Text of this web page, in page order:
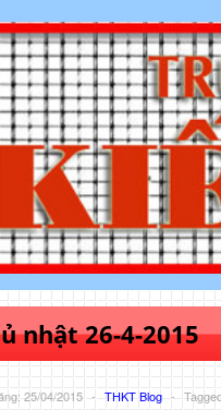
nhật 26-4-2015
25/04/2015 - THKT Blog -